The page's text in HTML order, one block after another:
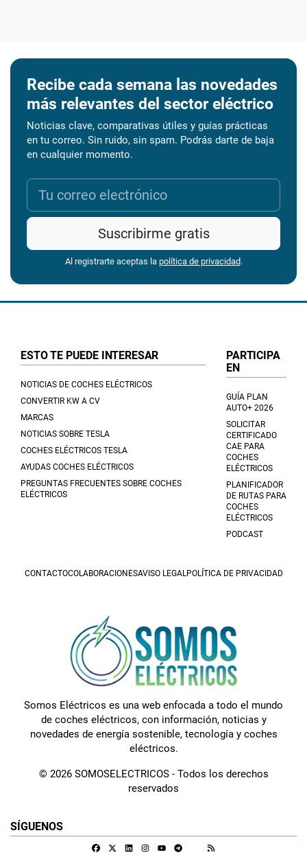
Recibe cada semana las novedades
más relevantes del sector eléctrico
Noticias clave, comparativas útiles y guías prácticas
en tu correo. Sin ruido, sin spam. Podrás darte de baja
en cualquier momento.
Suscribirme gratis
Al registrarte aceptas la política de privacidad.
ESTO TE PUEDE INTERESAR
NOTICIAS DE COCHES ELÉCTRICOS
CONVERTIR KW A CV
MARCAS
NOTICIAS SOBRE TESLA
COCHES ELÉCTRICOS TESLA
AYUDAS COCHES ELÉCTRICOS
PREGUNTAS FRECUENTES SOBRE COCHES
ELÉCTRICOS
PARTICIPA
EN
GUÍA PLAN
AUTO+ 2026
SOLICITAR
CERTIFICADO
CAE PARA
COCHES
ELÉCTRICOS
PLANIFICADOR
DE RUTAS PARA
COCHES
ELÉCTRICOS
PODCAST
CONTACTOCOLABORACIONESAVISO LEGALPOLÍTICA DE PRIVACIDAD
Somos Eléctricos es una web enfocada a todo el mundo
de coches eléctricos, con información, noticias y
novedades de energía sostenible, tecnología y coches
eléctricos.
© 2026 SOMOSELECTRICOS - Todos los derechos
reservados
SÍGUENOS
FacebookLinkedinInstagramTelegram
Google Discover